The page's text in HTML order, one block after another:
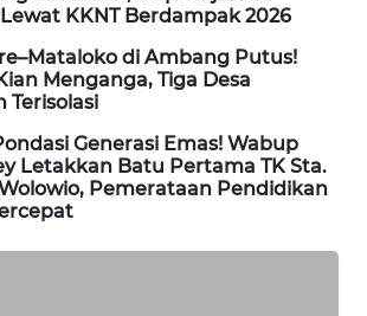
KKNT Berdampak 2026
di Ambang Putus!
Menganga, Tiga Desa
Terisolasi
Generasi Emas! Wabup
Letakkan Batu Pertama TK Sta.
Pemerataan Pendidikan